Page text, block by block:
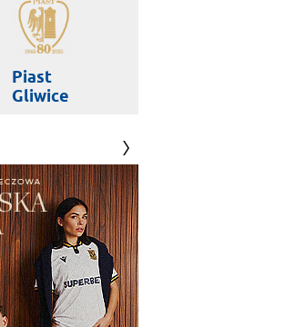
Piast
Gliwice